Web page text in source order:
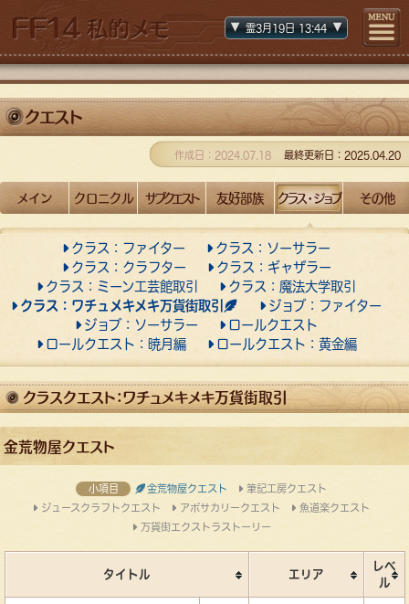
霊3月19日 13:44
クエスト
作成日：2024.07.18 最終更新日：2025.04.20
メイン クロニクル サブクエスト 友好部族 クラス・ジョブ その他
クラス：ファイター
クラス：ソーサラー
クラス：クラフター
クラス：ギャザラー
クラス：ミーン工芸館取引
クラス：魔法大学取引
クラス：ワチュメキメキ万貨街取引
ジョブ：ファイター
ジョブ：ソーサラー
ロールクエスト
ロールクエスト：暁月編
ロールクエスト：黄金編
クラスクエスト：ワチュメキメキ万貨街取引
金荒物屋クエスト
小項目 金荒物屋クエスト
筆記工房クエスト
ジュースクラフトクエスト
アポサカリークエスト
魚道楽クエスト
万貨街エクストラストーリー
タイトル エリア
レベ
ル